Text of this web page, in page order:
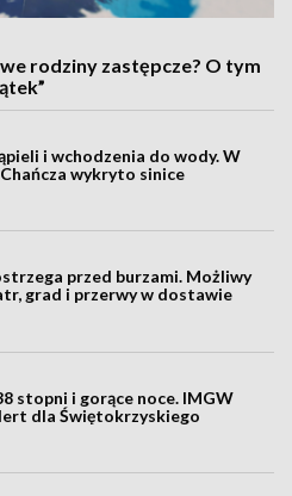
rodziny zastępcze? O tym
i wchodzenia do wody. W
wykryto sinice
przed burzami. Możliwy
grad i przerwy w dostawie
stopni i gorące noce. IMGW
dla Świętokrzyskiego